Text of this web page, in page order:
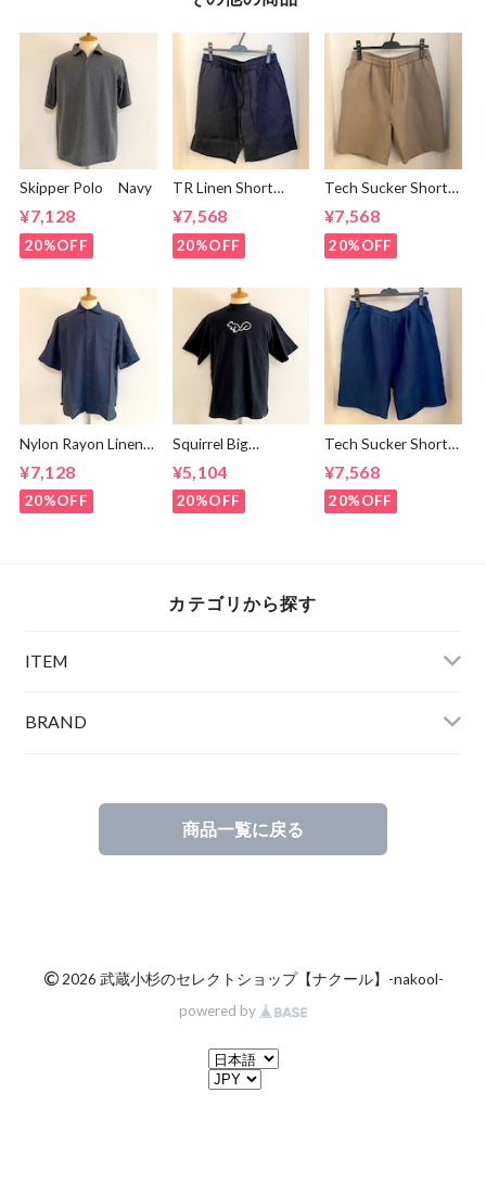
Skipper Polo Navy
¥7,128
20%OFF
TR Linen Short
Pants Navy
¥7,568
20%OFF
Tech Sucker Short
Pants Greige
¥7,568
20%OFF
Nylon Rayon Linen
One Up Collar S/S
Shirts Navy
¥7,128
20%OFF
Squirrel Big
shirts Black /
White
¥5,104
20%OFF
Tech Sucker Short
¥7,568
20%OFF
カテゴリから探す
ITEM
BRAND
商品一覧に戻る
©2026 武蔵小杉のセレクトショップ【ナクール】-nakool-
powered by